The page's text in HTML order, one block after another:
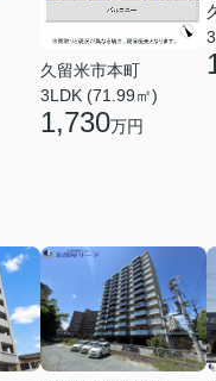
久留米市本町
3LDK (71.99㎡)
1,730万円